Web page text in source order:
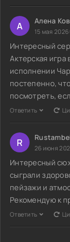
А Алена
15 мая
Интересный
Актерская
исполнении
постепенно,
посмотреть,
Ответить
R 26 июня
Интересный
сыграли
пейзажи и
Рекомендую к
Ответить